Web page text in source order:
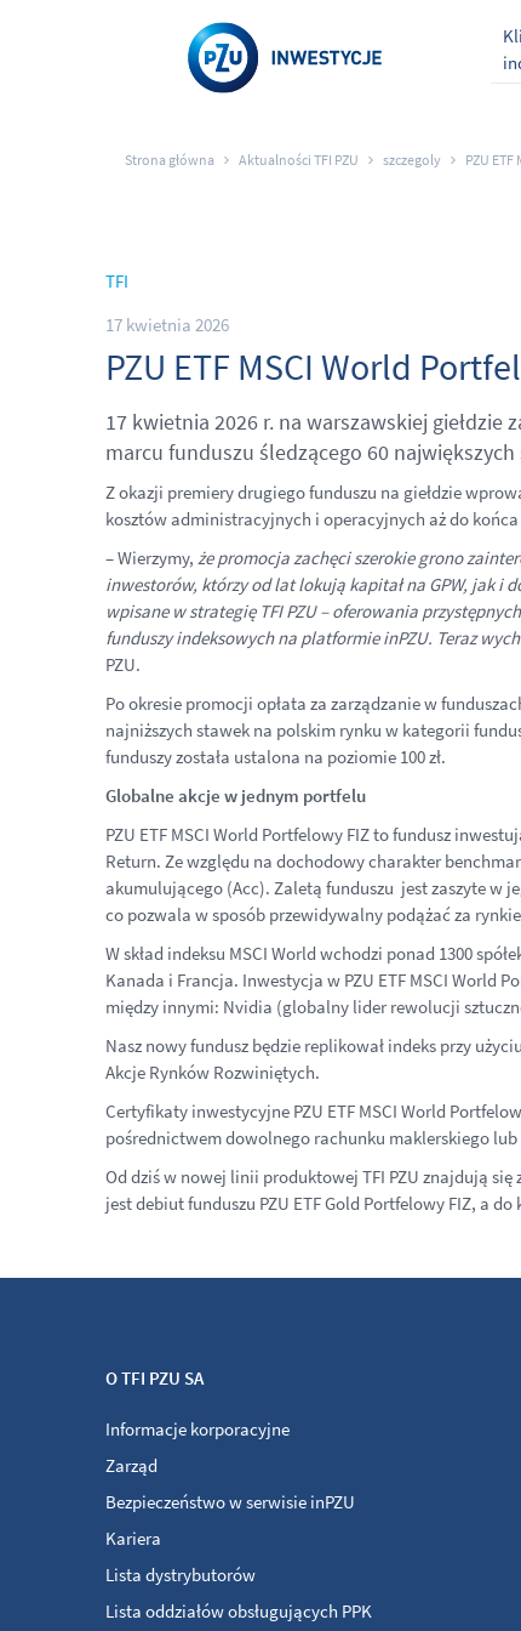
Strona główna Aktualności TFI PZU szczegoly PZU
TFI
17 kwietnia 2026
PZU ETF MSCI World
17 kwietnia 2026 r. na warszawskiej giełdzie
marcu funduszu śledzącego 60
Z okazji premiery drugiego funduszu na giełdzie
kosztów administracyjnych i operacyjnych aż do
– Wierzymy, że promocja zachęci szerokie grono
inwestorów, którzy od lat lokują kapitał na GPW, jak i
wpisane w strategię TFI PZU – oferowania
funduszy indeksowych na platformie inPZU. Teraz
PZU.
Po okresie promocji opłata za zarządzanie w
najniższych stawek na polskim rynku w kategorii
funduszy została ustalona na poziomie 100 zł.
Globalne akcje w jednym portfelu
PZU ETF MSCI World Portfelowy FIZ to fundusz
Return. Ze względu na dochodowy charakter
akumulującego (Acc). Zaletą funduszu jest zaszyte w
co pozwala w sposób przewidywalny podążać za
W skład indeksu MSCI World wchodzi ponad 1300
Kanada i Francja. Inwestycja w PZU ETF MSCI World
między innymi: Nvidia (globalny lider rewolucji
Nasz nowy fundusz będzie replikował indeks przy
Akcje Rynków Rozwiniętych.
Certyfikaty inwestycyjne PZU ETF MSCI World
pośrednictwem dowolnego rachunku maklerskiego
Od dziś w nowej linii produktowej TFI PZU znajdują się
jest debiut funduszu PZU ETF Gold Portfelowy FIZ, a
O TFI PZU SA
Informacje korporacyjne
Zarząd
Bezpieczeństwo w serwisie inPZU
Kariera
Lista dystrybutorów
Lista oddziałów obsługujących PPK